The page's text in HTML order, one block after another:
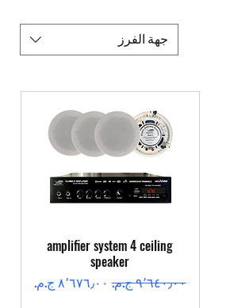
جهة الفرز
العرض السريع
amplifier system 4 ceiling
speaker
سعر عادي‏٩٬٦٤٠٫٠٠ ج.م.‏ سعر البيع